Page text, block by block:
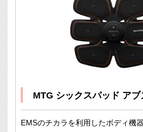
MTG シックスパッド ア
EMSのチカラを利用したボディ機器